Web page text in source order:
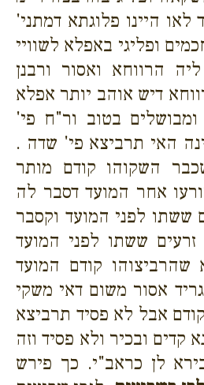
לאו היינו פלוגתא דמתני'
ופליגי באפלא לשוויי
הרווחא ואסור ורבנן
דיש אוהב יותר אפלא
ומבושלים בטוב ור"ח פי'
האי תרביצא פי' שדה .
השקוהו קודם מותר
אחר המועד דסבר לה
ששתו לפני המועד וקסבר
ששתו לפני המועד
שהרביצוהו קודם המועד
אסור משום דאי משקי
אבל לא פסיד תרביצא
קדים ובכיר ולא פסיד וזה
לן כראב"י. כך פירש